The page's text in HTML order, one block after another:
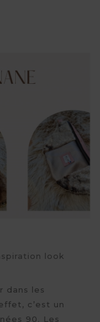
look
dans les
c’est un
90. Les